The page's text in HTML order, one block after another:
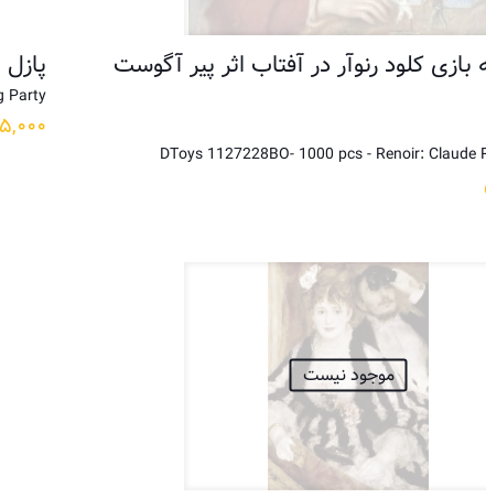
۱۰۰۰ تکه بازی کلود رنوآر در آفتاب اثر پیر آگوست
DToys 1127228BO- 1000 pcs - Renoir: Claude
پازل ۱۰۰۰ تکه میهمانی نهار روی کشتی اثر رنوآر
Party
موجود نیست